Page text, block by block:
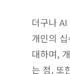
더구나
개인의
대하며,
는 점, 또